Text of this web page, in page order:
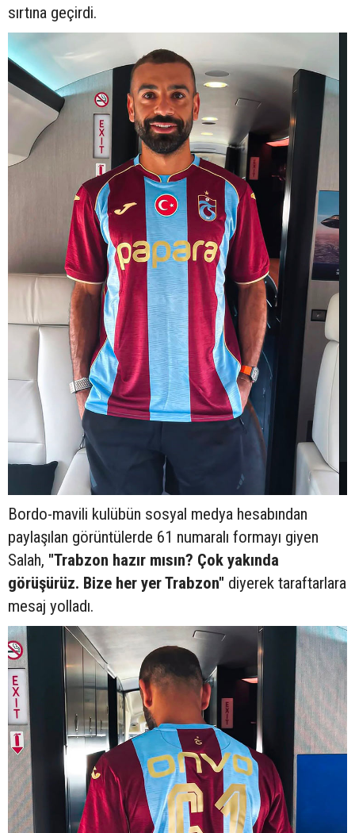
sırtına geçirdi.
Bordo-mavili kulübün sosyal medya hesabından
paylaşılan görüntülerde 61 numaralı formayı giyen
Salah, "Trabzon hazır mısın? Çok yakında
görüşürüz. Bize her yer Trabzon" diyerek taraftarlara
mesaj yolladı.